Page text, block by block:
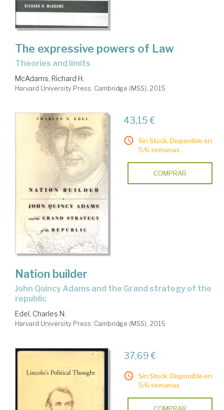
The expressive powers of Law
theories and limits
McAdams, Richard H.
Harvard University Press. Cambridge (MSS), 2015
43,15 €
Sin Stock. Disponible en
5/6 semanas.
COMPRAR
Nation builder
John Quincy Adams and the Grand strategy of the
republic
Edel, Charles N.
Harvard University Press. Cambridge (MSS), 2015
37,69 €
Sin Stock. Disponible en
5/6 semanas.